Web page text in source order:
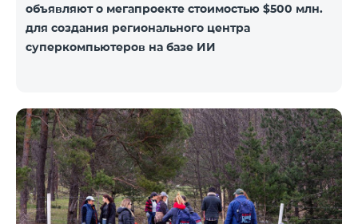
объявляют о мегапроекте стоимостью $500 млн.
для создания регионального центра
суперкомпьютеров на базе ИИ